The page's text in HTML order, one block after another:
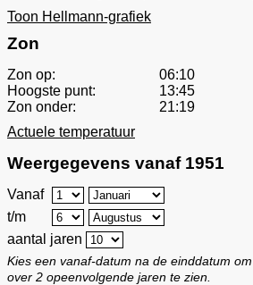
Toon Hellmann-grafiek
Zon
Zon op:
06:10
Hoogste punt:
13:45
Zon onder:
21:19
Actuele temperatuur
Weergegevens vanaf 1951
Vanaf
t/m
aantal jaren
Kies een vanaf-datum na de einddatum
over 2 opeenvolgende jaren te zien.